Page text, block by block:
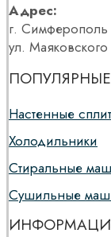
Адрес:
г. Симферополь
ул.
Настенные
Холодильники
Стиральные
Сушильные